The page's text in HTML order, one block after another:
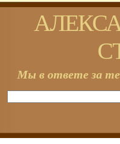
Мы в ответе за